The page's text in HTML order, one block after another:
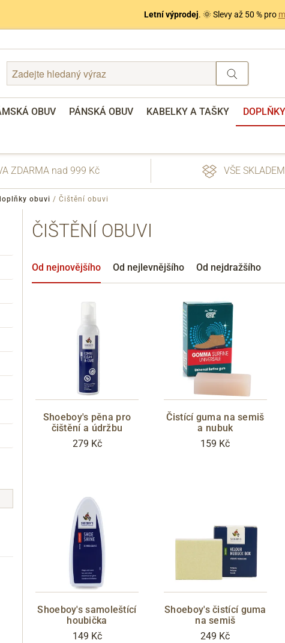
Letní výprodej. 🌞 Slevy až 50 % pro
OBUV PÁNSKÁ OBUV KABELKY A TAŠKY DOPLŇKY
heslo
o
ZDARMA nad 999 Kč VŠE
obuvi / Čištění obuvi
ČIŠTĚNÍ OBUVI
Od nejnovějšího Od nejlevnějšího Od nejdražšího
Shoeboy's pěna pro
čištění a údržbu
279 Kč
Čistící guma na semiš
a nubuk
159 Kč
Shoeboy's samoleštící
houbička
149 Kč
Shoeboy's čistící guma
na semiš
249 Kč